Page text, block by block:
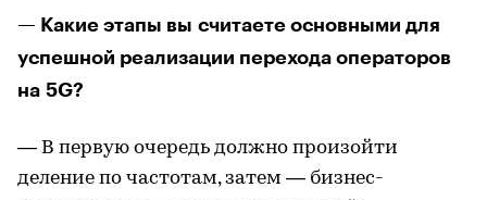
— Какие этапы вы считаете основными для
успешной реализации перехода операторов
на 5G?
— В первую очередь должно произойти
деление по частотам, затем — бизнес-